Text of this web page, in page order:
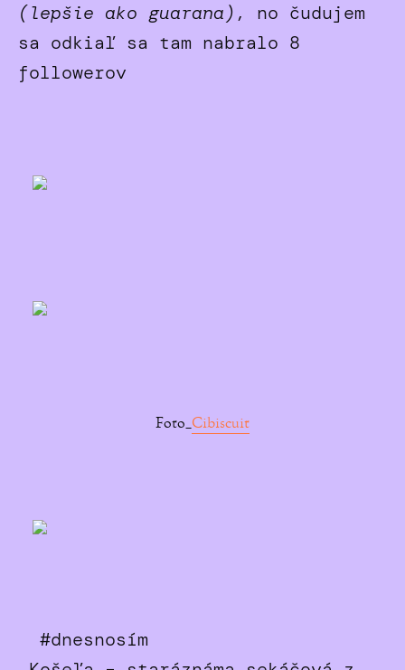
(lepšie ako guarana) , no čudujem
sa odkiaľ sa tam nabralo 8
followerov
Foto_Cibiscuit
#dnesnosím